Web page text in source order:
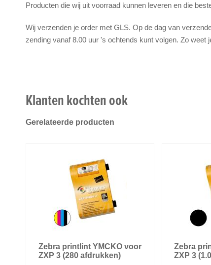
Producten die wij uit voorraad kunnen leveren en die
Wij verzenden je order met GLS. Op de dag van
zending vanaf 8.00 uur 's ochtends kunt volgen. Zo weet
Klanten kochten ook
Gerelateerde producten
Zebra printlint YMCKO voor
ZXP 3 (280 afdrukken)
Zebra
ZXP 3